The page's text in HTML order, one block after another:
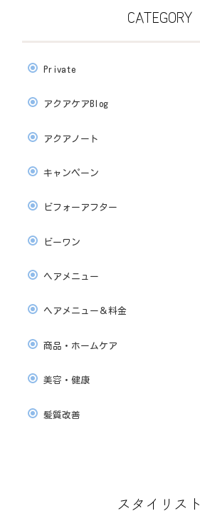
CATEGORY
Private
アクアケアBlog
アクアノート
キャンペーン
ビフォーアフター
ビーワン
ヘアメニュー
ヘアメニュー＆料金
商品・ホームケア
美容・健康
髪質改善
スタイリスト